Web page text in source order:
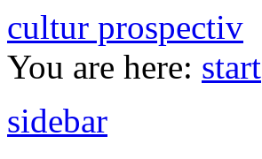
cultur prospectiv
You are here: start
sidebar